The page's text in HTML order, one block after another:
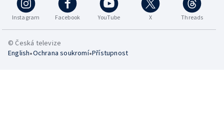
Instagram Facebook YouTube X Threads
© Česká televize
English•Ochrana soukromí•Přístupnost